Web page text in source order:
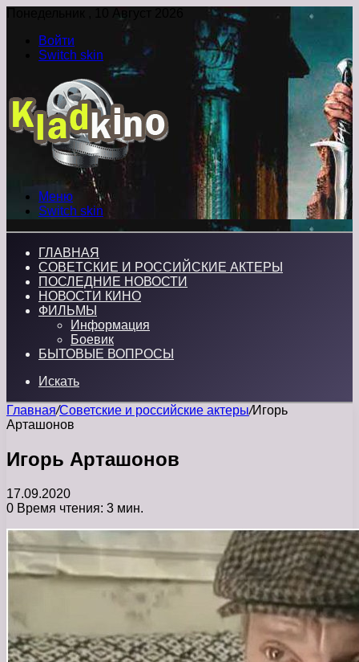
Понедельник , 10 Август 2026
Войти
Switch skin
Меню
Switch skin
ГЛАВНАЯ
СОВЕТСКИЕ И РОССИЙСКИЕ АКТЕРЫ
ПОСЛЕДНИЕ НОВОСТИ
НОВОСТИ КИНО
ФИЛЬМЫ
Информация
Боевик
БЫТОВЫЕ ВОПРОСЫ
Искать
Главная/Советские и российские актеры/Игорь
Арташонов
Игорь Арташонов
17.09.2020
0 Время чтения: 3 мин.